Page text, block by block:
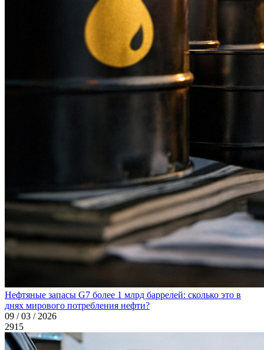
Нефтяные запасы G7 более 1 млрд баррелей: сколько это в
днях мирового потребления нефти?
09 / 03 / 2026
2915